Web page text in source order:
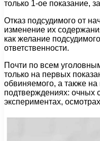
только 1-ое показание,
Отказ подсудимого от
изменение их
как желание
ответственности.
Почти по всем
только на первых
обвиняемого, а также
подтверждениях: очных
экспериментах,